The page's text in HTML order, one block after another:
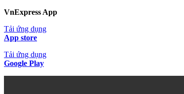
VnExpress App
Tải ứng dụng
App store
Tải ứng dụng
Google Play